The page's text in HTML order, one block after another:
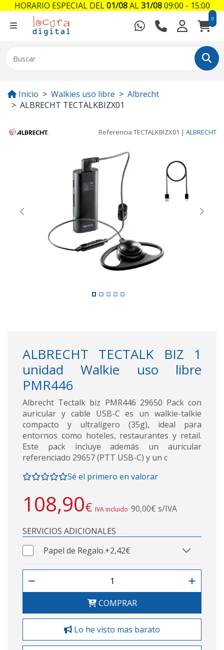
0
Inicio Walkies uso libre
Albrecht
ALBRECHT TECTALKBIZX01
Referencia TECTALKBIZX01 | ALBRECHT
Previous Next
ALBRECHT TECTALK BIZ 1
unidad Walkie uso libre
PMR446
Albrecht Tectalk biz PMR446 29650 Pack con
auricular y cable USB-C es un walkie-talkie
compacto y ultraligero (35g), ideal para
entornos como hoteles, restaurantes y retail.
Este pack incluye además un auricular
referenciado 29657 (PTT USB-C) y un c
Sé el primero en valorar
108,90€ IVA incluido 90,00€ s/IVA
SERVICIOS ADICIONALES
Papel de Regalo.+2,42€
COMPRAR
Lo he visto mas barato
HORARIO ESPECIAL DEL01/08AL31/0809:00 - 15:00